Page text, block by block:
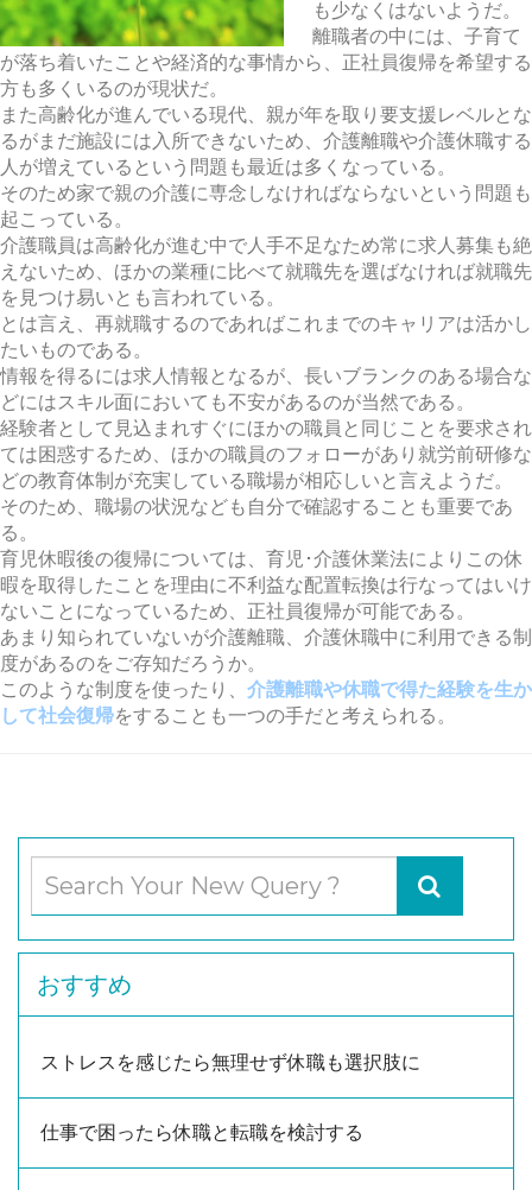
も少なくはないようだ。
離職者の中には、子育て
が落ち着いたことや経済的な事情から、正社員復帰を希望する
方も多くいるのが現状だ。
また高齢化が進んでいる現代、親が年を取り要支援レベルとな
るがまだ施設には入所できないため、介護離職や介護休職する
人が増えているという問題も最近は多くなっている。
そのため家で親の介護に専念しなければならないという問題も
起こっている。
介護職員は高齢化が進む中で人手不足なため常に求人募集も絶
えないため、ほかの業種に比べて就職先を選ばなければ就職先
を見つけ易いとも言われている。
とは言え、再就職するのであればこれまでのキャリアは活かし
たいものである。
情報を得るには求人情報となるが、長いブランクのある場合な
どにはスキル面においても不安があるのが当然である。
経験者として見込まれすぐにほかの職員と同じことを要求され
ては困惑するため、ほかの職員のフォローがあり就労前研修な
どの教育体制が充実している職場が相応しいと言えようだ。
そのため、職場の状況なども自分で確認することも重要であ
る。
育児休暇後の復帰については、育児･介護休業法によりこの休
暇を取得したことを理由に不利益な配置転換は行なってはいけ
ないことになっているため、正社員復帰が可能である。
あまり知られていないが介護離職、介護休職中に利用できる制
度があるのをご存知だろうか。
このような制度を使ったり、 介護離職や休職で得た経験を生か
して社会復帰をすることも一つの手だと考えられる。
おすすめ
ストレスを感じたら無理せず休職も選択肢に
仕事で困ったら休職と転職を検討する